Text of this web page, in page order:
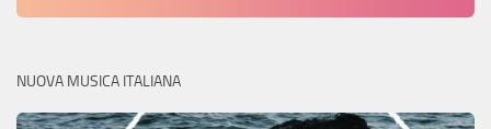
NUOVA MUSICA ITALIANA